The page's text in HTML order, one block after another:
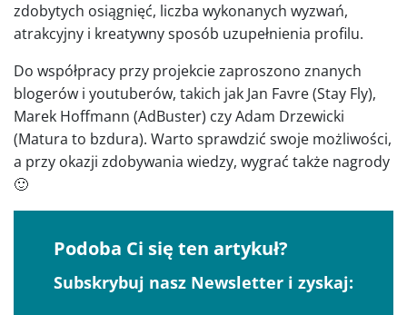
zdobytych osiągnięć, liczba wykonanych wyzwań,
atrakcyjny i kreatywny sposób uzupełnienia profilu.
Do współpracy przy projekcie zaproszono znanych
blogerów i youtuberów, takich jak Jan Favre (Stay Fly),
Marek Hoffmann (AdBuster) czy Adam Drzewicki
(Matura to bzdura). Warto sprawdzić swoje możliwości,
a przy okazji zdobywania wiedzy, wygrać także nagrody
🙂
Podoba Ci się ten artykuł?
Subskrybuj nasz Newsletter i zyskaj: